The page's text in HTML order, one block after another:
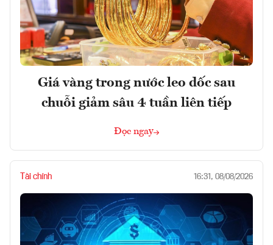
Giá vàng trong nước leo dốc sau
chuỗi giảm sâu 4 tuần liên tiếp
Đọc ngay
Tài chính 16:31, 08/08/2026